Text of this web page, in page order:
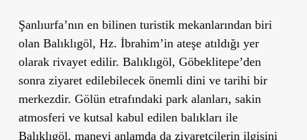
Şanlıurfa’nın en bilinen turistik mekanlarından biri
olan Balıklıgöl, Hz. İbrahim’in ateşe atıldığı yer
olarak rivayet edilir. Balıklıgöl, Göbeklitepe’den
sonra ziyaret edilebilecek önemli dini ve tarihi bir
merkezdir. Gölün etrafındaki park alanları, sakin
atmosferi ve kutsal kabul edilen balıkları ile
Balıklıgöl, manevi anlamda da ziyaretçilerin ilgisini